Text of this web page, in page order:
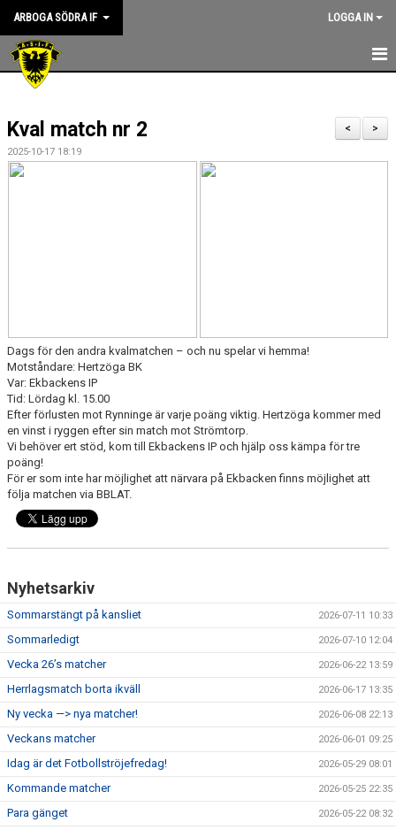
ARBOGA SÖDRA IF LOGGA IN
HEM
KANSLIET
NYHETER
SPONSORER
KALENDER
BILDGALLERI
DOKUMENT
VÅRA LAG
MEDLEMSAVGIFTER
MATCHER
>
<
Kval match nr 2
2025-10-17 18:19
Dags för den andra kvalmatchen – och nu spelar vi hemma!
Motståndare: Hertzöga BK
Var: Ekbackens IP
Tid: Lördag kl. 15.00
Efter förlusten mot Rynninge är varje poäng viktig. Hertzöga kommer med
en vinst i ryggen efter sin match mot Strömtorp.
Vi behöver ert stöd, kom till Ekbackens IP och hjälp oss kämpa för tre
poäng!
För er som inte har möjlighet att närvara på Ekbacken finns möjlighet att
följa matchen via BBLAT.
Nyhetsarkiv
Sommarstängt på kansliet 2026-07-11 10:33
Sommarledigt 2026-07-10 12:04
Vecka 26’s matcher 2026-06-22 13:59
Herrlagsmatch borta ikväll 2026-06-17 13:35
Ny vecka —> nya matcher! 2026-06-08 22:13
Veckans matcher 2026-06-01 09:25
Idag är det Fotbollströjefredag! 2026-05-29 08:01
Kommande matcher 2026-05-25 22:35
Para gänget 2026-05-22 08:32